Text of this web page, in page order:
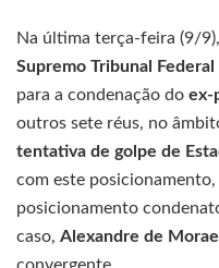
Na última terça-feira (9/
Supremo Tribunal Federal
para a condenação do ex-
outros sete réus, no
tentativa de golpe de
com este
posicionamento
caso, Alexandre de
convergente.